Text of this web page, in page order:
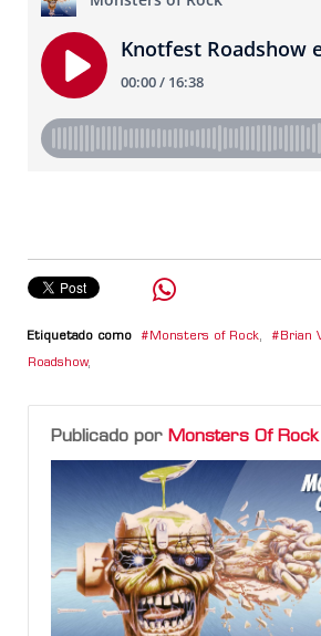
Etiquetado como Monsters of Rock, Brian
Roadshow,
Publicado por Monsters Of Rock